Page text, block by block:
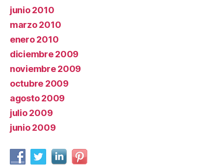
junio 2010
marzo 2010
enero 2010
diciembre 2009
noviembre 2009
octubre 2009
agosto 2009
julio 2009
junio 2009